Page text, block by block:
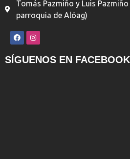
Tomás Pazmiño y Luis
parroquia de Alóag)
SÍGUENOS EN FACEBOOK